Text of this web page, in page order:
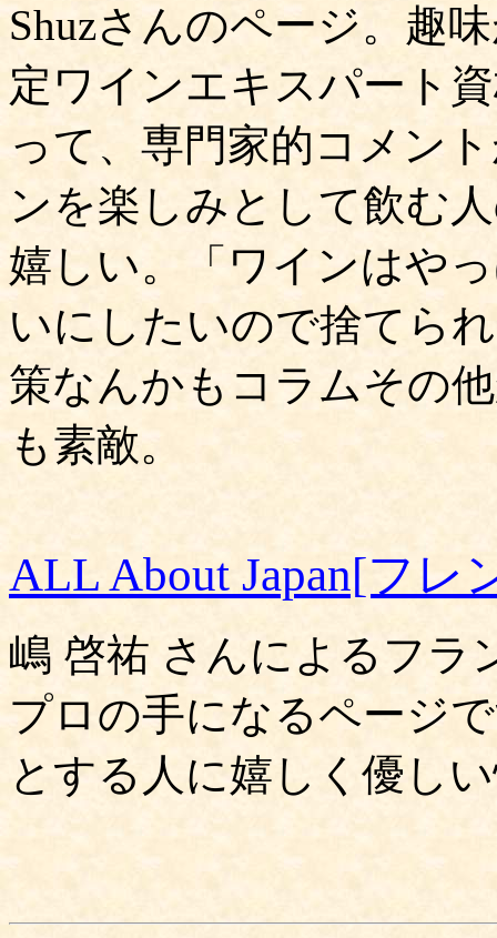
Shuzさんのページ。趣
定ワインエキスパート
って、専門家的コメン
ンを楽しみとして飲む
嬉しい。「ワインはや
いにしたいので捨てら
策なんかもコラムその
も素敵。
ALL About Japan[フレ
嶋 啓祐 さんによるフラ
プロの手になるページ
とする人に嬉しく優し